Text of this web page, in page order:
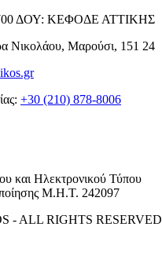
ΔΟΥ: ΚΕΦΟΔΕ ΑΤΤΙΚΗΣ
Νικολάου, Μαρούσι, 151 24
+30 (210) 878-8006
και Ηλεκτρονικού Τύπου
Μ.Η.Τ. 242097
- ALL RIGHTS RESERVED